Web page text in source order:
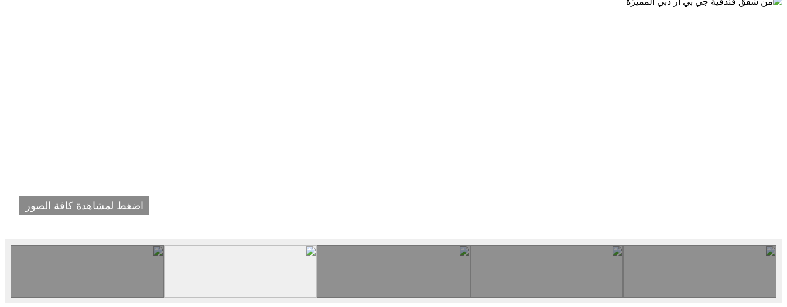
اضغط لمشاهدة كافة الصور